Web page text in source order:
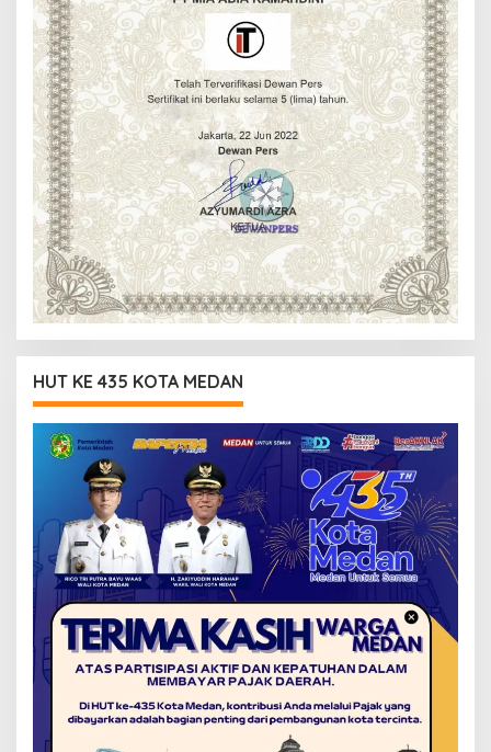
HUT KE 435 KOTA MEDAN